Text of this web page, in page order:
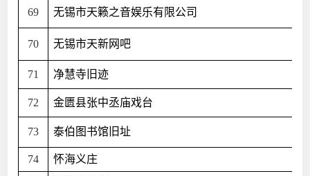
69 无锡市天籁之音娱乐有限公司
70 无锡市天新网吧
71 净慧寺旧迹
72 金匮县张中丞庙戏台
73 泰伯图书馆旧址
74 怀海义庄